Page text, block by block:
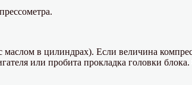
в цилиндрах). Если величина
или пробита прокладка головки